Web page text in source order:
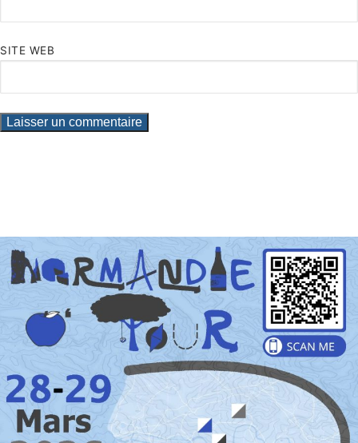
SITE WEB